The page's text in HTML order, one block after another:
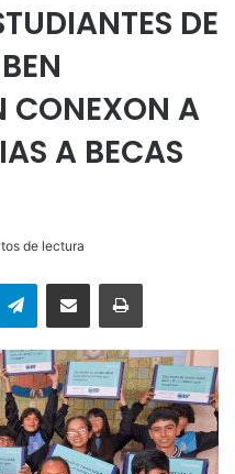
DE
CONEXON A
A BECAS
de lectura
TelegramEnviar vía email Imprimir